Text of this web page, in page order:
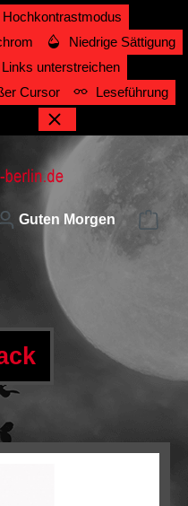
Hochkontrastmodus
Niedrige Sättigung
Links unterstreichen
Cursor
Leseführung
Guten Morgen